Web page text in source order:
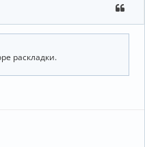
раскладки.